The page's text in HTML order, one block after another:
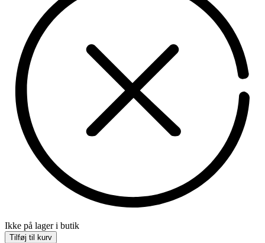
Ikke på lager i butik
Tilføj til kurv